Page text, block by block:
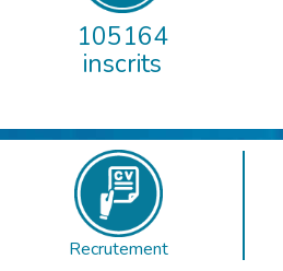
105164
inscrits
Recrutement